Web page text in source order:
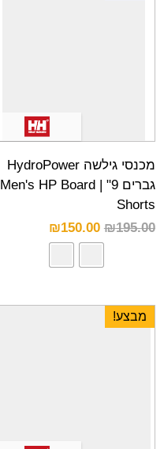
מכנסי גילשה HydroPower
גברים 9" | Men's HP Board
Shorts
₪195.00
₪150.00
מבצע!